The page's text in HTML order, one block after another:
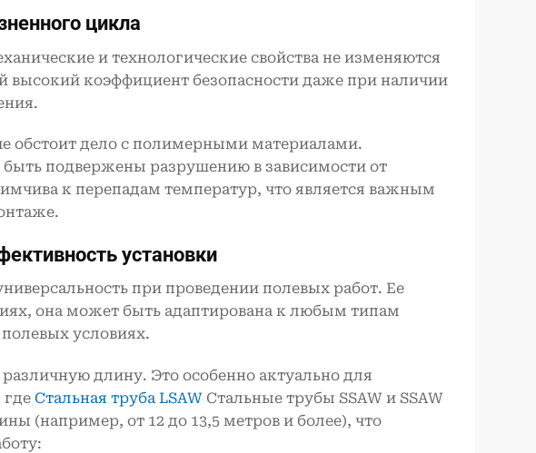
цикла
и технологические свойства не изменяются
высокий коэффициент безопасности даже при наличии
обстоит дело с полимерными материалами.
подвержены разрушению в зависимости от
к перепадам температур, что является важным
установки
при проведении полевых работ. Ее
она может быть адаптирована к любым типам
условиях.
длину. Это особенно актуально для
Стальная труба LSAWСтальные трубы SSAW и SSAW
(например, от 12 до 13,5 метров и более), что